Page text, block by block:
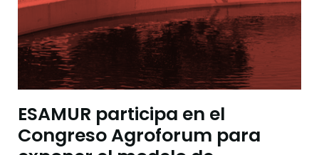
ESAMUR participa en el
Congreso Agroforum para